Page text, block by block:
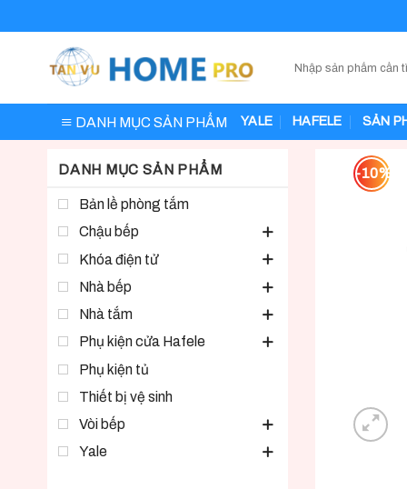
to
DANH MỤC SẢN PHẨM YALE HAFELE SẢN
DANH MỤC SẢN PHẨM
Bản lề phòng tắm
Chậu bếp
Khóa điện tử
Nhà bếp
Nhà tắm
Phụ kiện cửa Hafele
Phụ kiện tủ
Thiết bị vệ sinh
Vòi bếp
Yale
-10%